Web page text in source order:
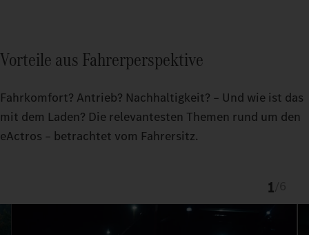
Vorteile aus Fahrerperspektive
Fahrkomfort? Antrieb? Nachhaltigkeit? – Und wie ist das
mit dem Laden? Die relevantesten Themen rund um den
eActros – betrachtet vom Fahrersitz.
1